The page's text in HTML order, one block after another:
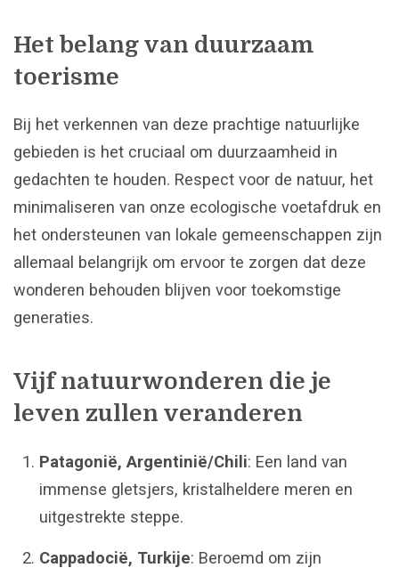
Het belang van duurzaam
toerisme
Bij het verkennen van deze prachtige natuurlijke
gebieden is het cruciaal om duurzaamheid in
gedachten te houden. Respect voor de natuur, het
minimaliseren van onze ecologische voetafdruk en
het ondersteunen van lokale gemeenschappen zijn
allemaal belangrijk om ervoor te zorgen dat deze
wonderen behouden blijven voor toekomstige
generaties.
Vijf natuurwonderen die je
leven zullen veranderen
Patagonië, Argentinië/Chili: Een land van
immense gletsjers, kristalheldere meren en
uitgestrekte steppe.
Cappadocië, Turkije: Beroemd om zijn